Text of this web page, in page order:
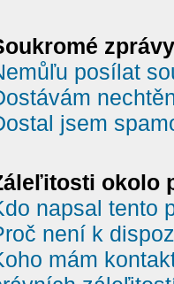
zprávy
posílat
jsem
okolo
napsal tento
není k
mám